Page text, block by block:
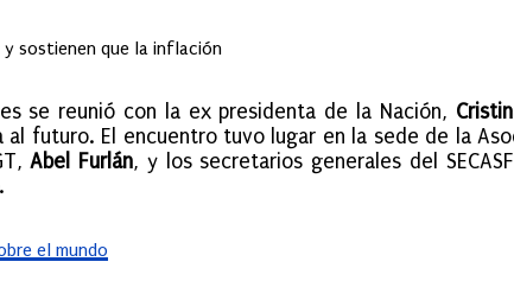
y sostienen que la inflación
se reunió con la ex presidenta de la Nación,
futuro. El encuentro tuvo lugar en la sede de la
Abel Furlán, y los secretarios generales del
.
el mundo